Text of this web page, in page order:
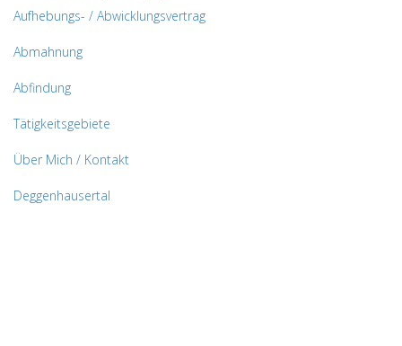
Aufhebungs- / Abwicklungsvertrag
Abmahnung
Abfindung
Tätigkeitsgebiete
Über Mich / Kontakt
Deggenhausertal